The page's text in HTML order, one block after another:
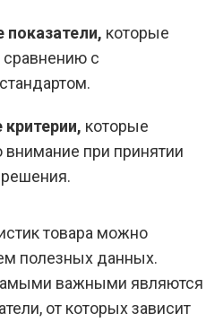
которые
сравнению с
которые
при принятии
решения.
товара можно
полезных данных.
важными являются
от которых зависит